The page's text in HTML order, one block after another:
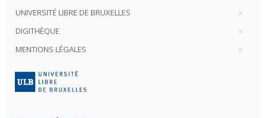
UNIVERSITÉ LIBRE DE BRUXELLES
DIGITHÈQUE
MENTIONS LÉGALES